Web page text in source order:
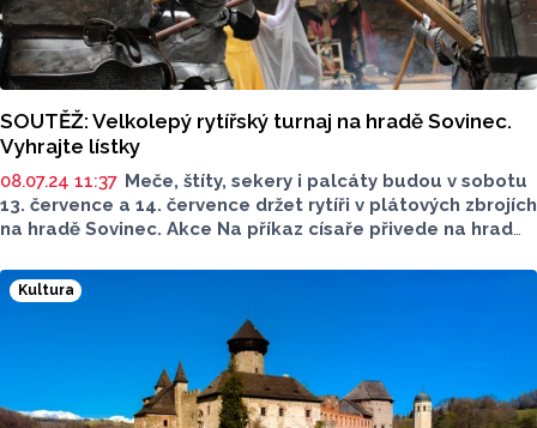
SOUTĚŽ: Velkolepý rytířský turnaj na hradě Sovinec.
Vyhrajte lístky
08.07.24 11:37 Meče, štíty, sekery i palcáty budou v sobotu
13. července a 14. července držet rytíři v plátových zbrojích
na hradě Sovinec. Akce Na příkaz císaře přivede na hrad
divadelníci i kováři. Vyhrajte vstupenky. Soutěž bude
ukončena 10. července.
Kultura